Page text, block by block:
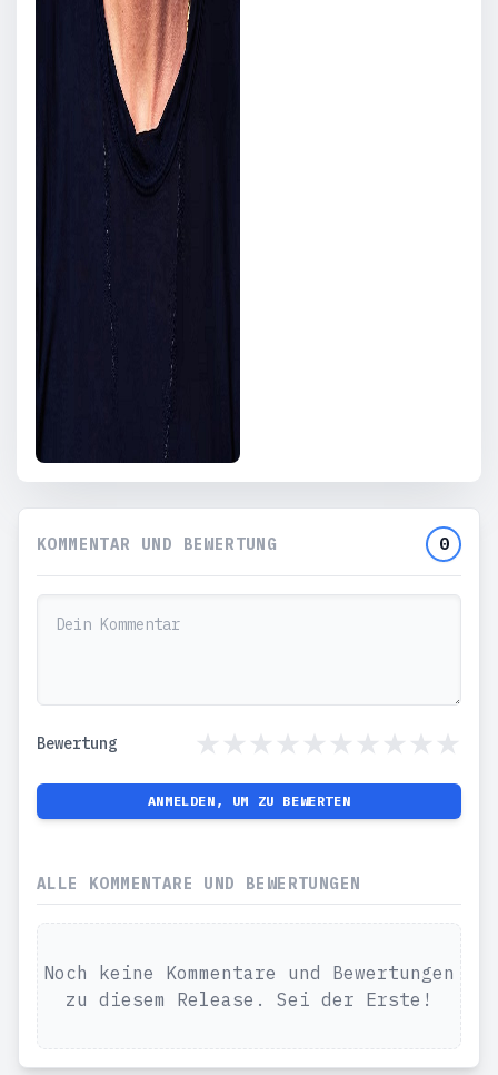
KOMMENTAR UND BEWERTUNG 0
Bewertung
ANMELDEN, UM ZU BEWERTEN
ALLE KOMMENTARE UND BEWERTUNGEN
Noch keine Kommentare und Bewertungen
zu diesem Release. Sei der Erste!